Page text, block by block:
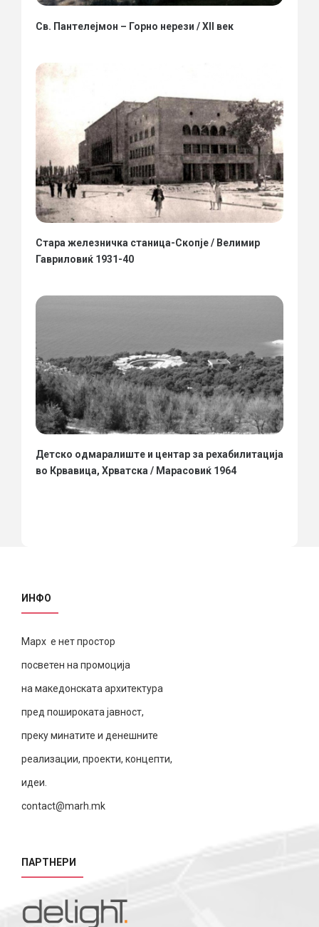
Св. Пантелејмон – Горно нерези / XII век
Стара железничка станица-Скопје / Велимир
Гавриловиќ 1931-40
Детско одмаралиште и центар за рехабилитација
во Крвавица, Хрватска / Марасовиќ 1964
ИНФО
Марх е нет простор
посветен на промоција
на македонската архитектура
пред пошироката јавност,
преку минатите и денешните
реализации, проекти, концепти,
идеи.
contact@marh.mk
ПАРТНЕРИ